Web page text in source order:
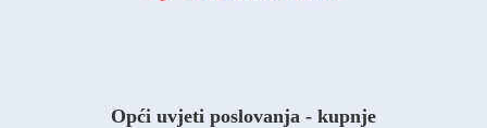
Opći uvjeti poslovanja - kupnje